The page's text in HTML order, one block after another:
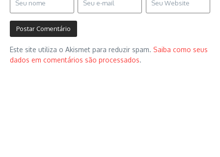
Este site utiliza o Akismet para reduzir spam. Saiba como seus
dados em comentários são processados.